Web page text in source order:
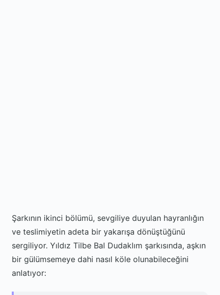
Şarkının ikinci bölümü, sevgiliye duyulan hayranlığın
ve teslimiyetin adeta bir yakarışa dönüştüğünü
sergiliyor. Yıldız Tilbe Bal Dudaklım şarkısında, aşkın
bir gülümsemeye dahi nasıl köle olunabileceğini
anlatıyor: